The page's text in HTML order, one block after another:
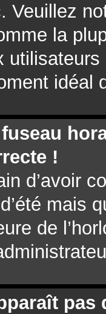
Veuillez
la
idéal
!
d’avoir
mais
de